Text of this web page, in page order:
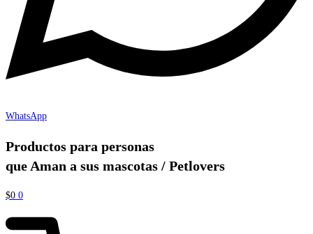
WhatsApp
Productos para personas
que Aman a sus mascotas / Petlovers
$0 0